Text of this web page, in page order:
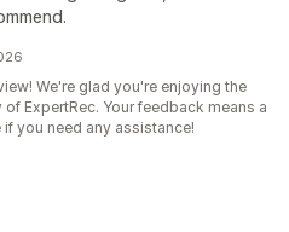
We're glad you're enjoying the
ExpertRec. Your feedback means a
you need any assistance!